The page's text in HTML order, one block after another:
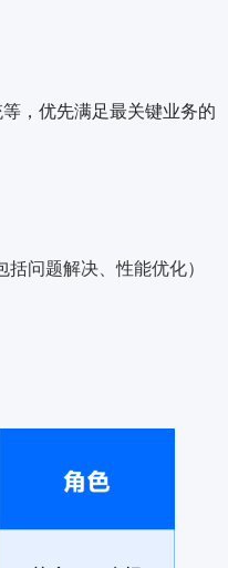
等，优先满足最关键业务的
问题解决、性能优化）